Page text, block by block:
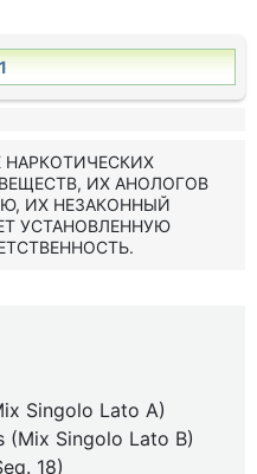
НАРКОТИЧЕСКИХ
ИХ АНОЛОГОВ
ИХ НЕЗАКОННЫЙ
УСТАНОВЛЕННУЮ
Singolo Lato A)
(Mix Singolo Lato B)
18)